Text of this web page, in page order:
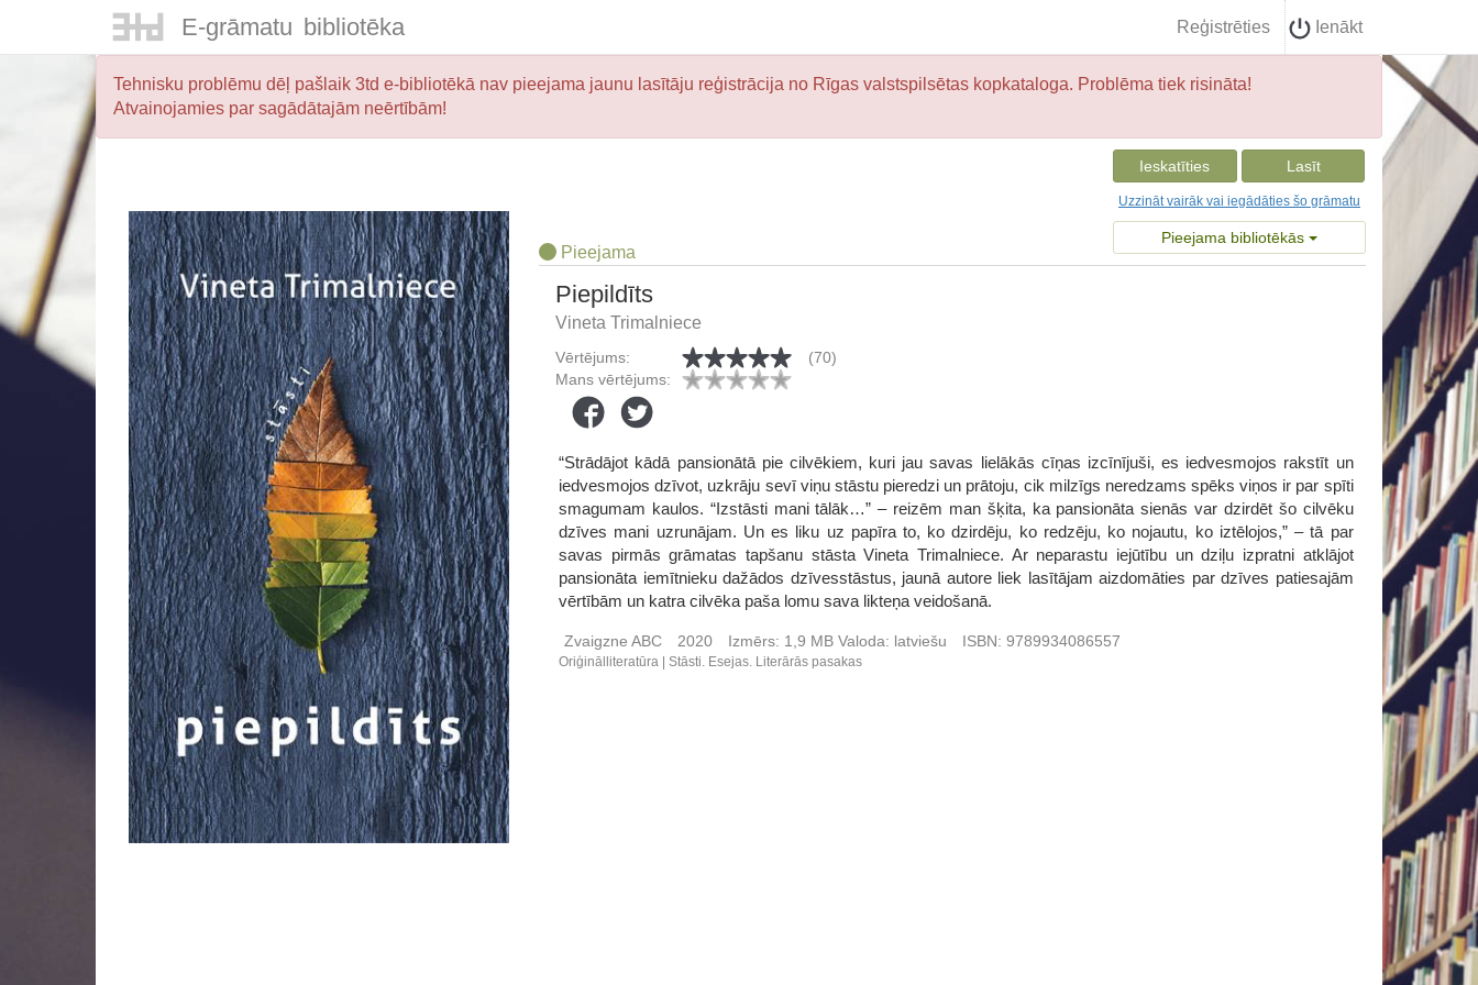
E-grāmatu bibliotēka Reģistrēties Ienākt
Tehnisku problēmu dēļ pašlaik 3td e-bibliotēkā nav pieejama jaunu lasītāju reģistrācija no Rīgas valstspilsētas kopkataloga. Problēma tiek risināta!
Atvainojamies par sagādātajām neērtībām!
Ieskatīties Lasīt
Uzzināt vairāk vai iegādāties šo grāmatu
Pieejama bibliotēkās
Pieejama
Piepildīts
Vineta Trimalniece
Vērtējums:
(70)
Mans vērtējums:
“Strādājot kādā pansionātā pie cilvēkiem, kuri jau savas lielākās cīņas izcīnījuši, es iedvesmojos rakstīt un
iedvesmojos dzīvot, uzkrāju sevī viņu stāstu pieredzi un prātoju, cik milzīgs neredzams spēks viņos ir par spīti
smagumam kaulos. “Izstāsti mani tālāk…” – reizēm man šķita, ka pansionāta sienās var dzirdēt šo cilvēku
dzīves mani uzrunājam. Un es liku uz papīra to, ko dzirdēju, ko redzēju, ko nojautu, ko iztēlojos,” – tā par
savas pirmās grāmatas tapšanu stāsta Vineta Trimalniece. Ar neparastu iejūtību un dziļu izpratni atklājot
pansionāta iemītnieku dažādos dzīvesstāstus, jaunā autore liek lasītājam aizdomāties par dzīves patiesajām
vērtībām un katra cilvēka paša lomu sava likteņa veidošanā.
Zvaigzne ABC 2020 Izmērs: 1,9 MBValoda: latviešu ISBN: 9789934086557
Oriģinālliteratūra Stāsti. Esejas. Literārās pasakas